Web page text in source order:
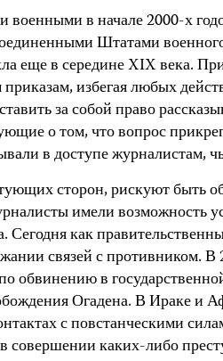
в начале 2000-х
Штатами
еще в середине XIX века.
приказам, избегая любых
за собой право
о том, что вопрос
в доступе журналистам,
сторон, рискуют быть
имели
как
связей с противником. В
в
Огадена. В Ираке и
с повстанческими
совершении каких-либо